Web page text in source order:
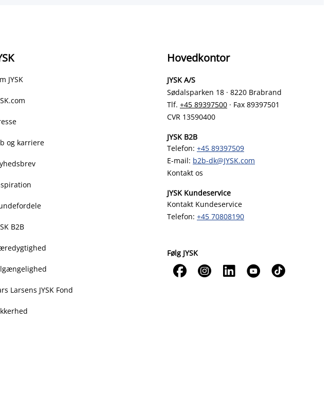
JYSK
og karriere
B2B
Larsens JYSK Fond
Hovedkontor
JYSK A/S
Sødalsparken 18 · 8220 Brabrand
Tlf. +45 89397500 · Fax 89397501
CVR 13590400
JYSK B2B
Telefon: +45 89397509
E-mail: b2b-dk@JYSK.com
Kontakt os
JYSK Kundeservice
Kontakt Kundeservice
Telefon: +45 70808190
Følg JYSK
    